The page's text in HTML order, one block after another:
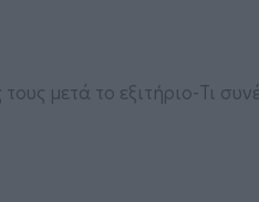
μετά το εξιτήριο-Τι